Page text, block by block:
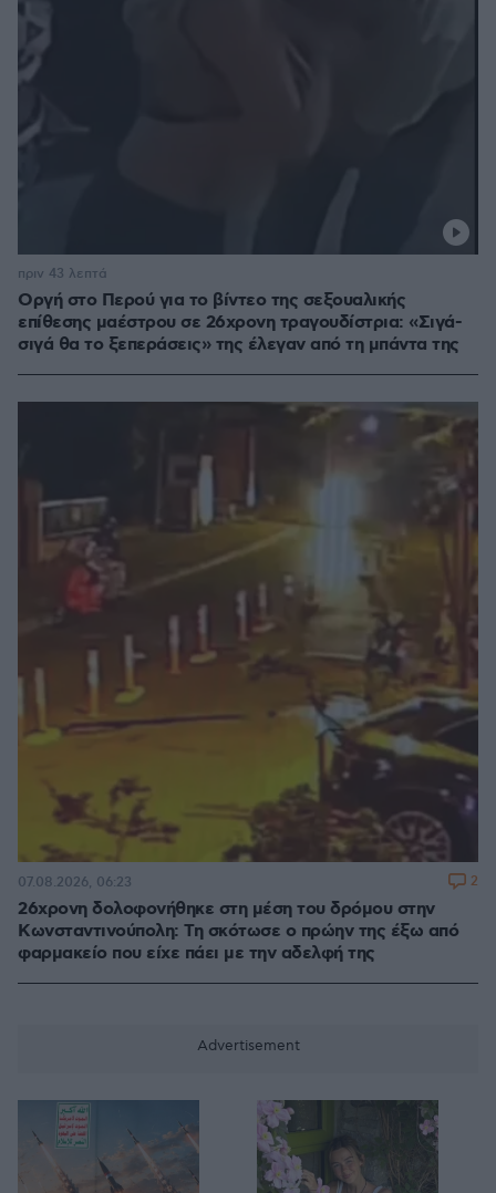
Οργή στο Περού για το βίντεο της σεξουαλικής
επίθεσης μαέστρου σε 26χρονη τραγουδίστρια: «Σιγά-
σιγά θα το ξεπεράσεις» της έλεγαν από τη μπάντα της
πριν 43 λεπτά
26χρονη δολοφονήθηκε στη μέση του δρόμου στην
Κωνσταντινούπολη: Τη σκότωσε ο πρώην της έξω από
φαρμακείο που είχε πάει με την αδελφή της
07.08.2026, 06:23 2